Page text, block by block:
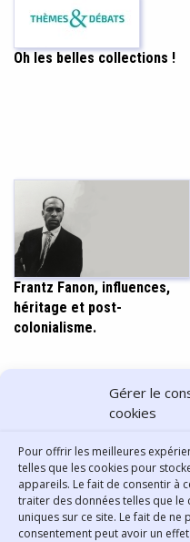
Gérer le
cookies
Pour offrir les meilleures
telles que les cookies pour
appareils. Le fait de consentir à
traiter des données telles que
uniques sur ce site. Le fait de
consentement peut avoir un
Oh les belles collections !
Frantz Fanon, influences,
héritage et post-
colonialisme.
PARTAGER CET ARTICLE